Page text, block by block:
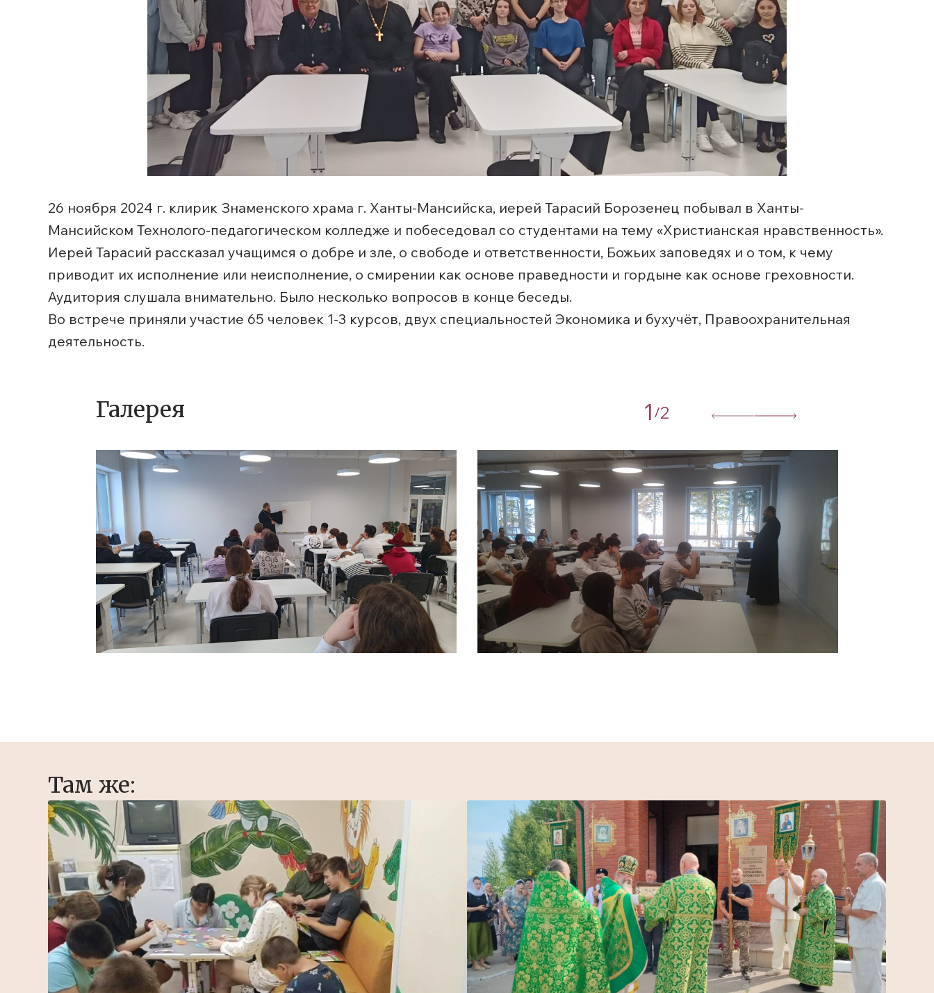
26 ноября 2024 г. клирик Знаменского храма г. Ханты-Мансийска, иерей Тарасий Борозенец побывал в Ханты-
Мансийском Технолого-педагогическом колледже и побеседовал со студентами на тему «Христианская нравственность».
Иерей Тарасий рассказал учащимся о добре и зле, о свободе и ответственности, Божьих заповедях и о том, к чему
приводит их исполнение или неисполнение, о смирении как основе праведности и гордыне как основе греховности.
Аудитория слушала внимательно. Было несколько вопросов в конце беседы.
Во встрече приняли участие 65 человек 1-3 курсов, двух специальностей Экономика и бухучёт, Правоохранительная
деятельность.
Галерея 1 /2
Там же: